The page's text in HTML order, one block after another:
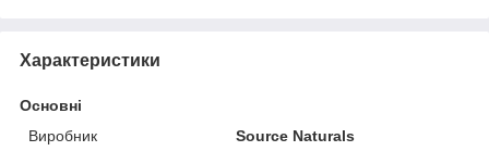
Характеристики
Основні
Виробник
Source Naturals